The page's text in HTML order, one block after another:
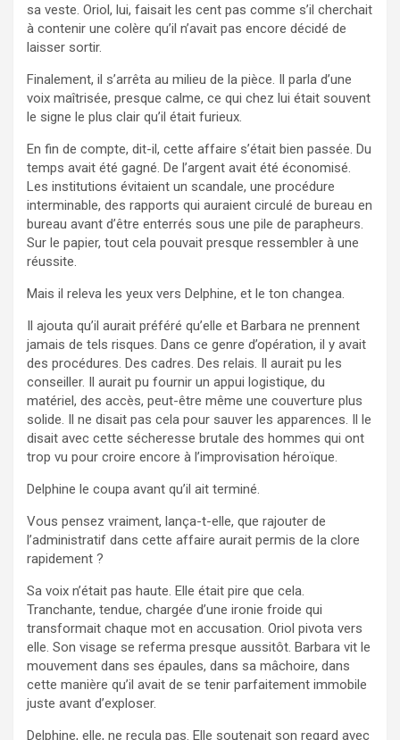
sa veste. Oriol, lui, faisait les cent pas comme s’il cherchait
à contenir une colère qu’il n’avait pas encore décidé de
laisser sortir.
Finalement, il s’arrêta au milieu de la pièce. Il parla d’une
voix maîtrisée, presque calme, ce qui chez lui était souvent
le signe le plus clair qu’il était furieux.
En fin de compte, dit-il, cette affaire s’était bien passée. Du
temps avait été gagné. De l’argent avait été économisé.
Les institutions évitaient un scandale, une procédure
interminable, des rapports qui auraient circulé de bureau en
bureau avant d’être enterrés sous une pile de parapheurs.
Sur le papier, tout cela pouvait presque ressembler à une
réussite.
Mais il releva les yeux vers Delphine, et le ton changea.
Il ajouta qu’il aurait préféré qu’elle et Barbara ne prennent
jamais de tels risques. Dans ce genre d’opération, il y avait
des procédures. Des cadres. Des relais. Il aurait pu les
conseiller. Il aurait pu fournir un appui logistique, du
matériel, des accès, peut-être même une couverture plus
solide. Il ne disait pas cela pour sauver les apparences. Il le
disait avec cette sécheresse brutale des hommes qui ont
trop vu pour croire encore à l’improvisation héroïque.
Delphine le coupa avant qu’il ait terminé.
Vous pensez vraiment, lança-t-elle, que rajouter de
l’administratif dans cette affaire aurait permis de la clore
rapidement ?
Sa voix n’était pas haute. Elle était pire que cela.
Tranchante, tendue, chargée d’une ironie froide qui
transformait chaque mot en accusation. Oriol pivota vers
elle. Son visage se referma presque aussitôt. Barbara vit le
mouvement dans ses épaules, dans sa mâchoire, dans
cette manière qu’il avait de se tenir parfaitement immobile
juste avant d’exploser.
Delphine, elle, ne recula pas. Elle soutenait son regard avec